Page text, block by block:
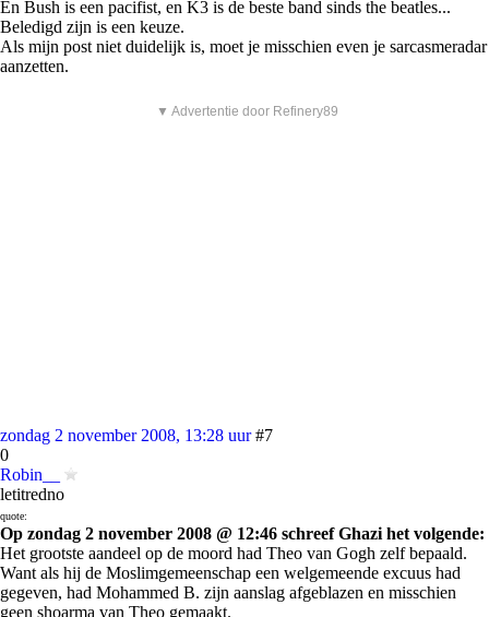
En Bush is een pacifist, en K3 is de beste band sinds the beatles...
Beledigd zijn is een keuze.
Als mijn post niet duidelijk is, moet je misschien even je sarcasmeradar
aanzetten.
▼ Advertentie door Refinery89
zondag 2 november 2008, 13:28 uur #7
0
Robin__
letitredno
quote:
Op zondag 2 november 2008 @ 12:46 schreef Ghazi het volgende:
Het grootste aandeel op de moord had Theo van Gogh zelf bepaald.
Want als hij de Moslimgemeenschap een welgemeende excuus had
gegeven, had Mohammed B. zijn aanslag afgeblazen en misschien
geen shoarma van Theo gemaakt.